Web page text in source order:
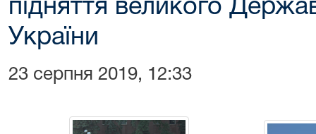
підняття великого
України
23 серпня 2019, 12:33